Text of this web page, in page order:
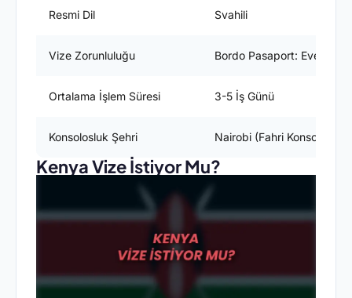
Resmi Dil Svahili
Vize Zorunluluğu Bordo Pasaport: Evet /
Ortalama İşlem Süresi 3-5 İş Günü
Konsolosluk Şehri Nairobi (Fahri Konsolosluk)
Kenya Vize İstiyor Mu?